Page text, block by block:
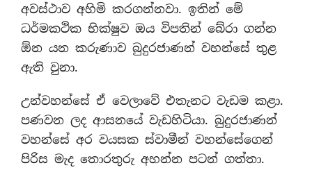
අවස්ථාව අහිමි කරගන්නවා. ඉතින් මේ
ධර්මකථික භික්ෂුව ඔය විපතින් බේරා ගන්න
ඕන යන කරුණාව බුදුරජාණන් වහන්සේ තුළ
ඇති වුනා.
උන්වහන්සේ ඒ වෙලාවේ එතැනට වැඩම කළා.
පණවන ලද ආසනයේ වැඩහිටියා. බුදුරජාණන්
වහන්සේ අර වයසක ස්වාමීන් වහන්සේගෙන්
පිරිස මැද තොරතුරු අහන්න පටන් ගත්තා.